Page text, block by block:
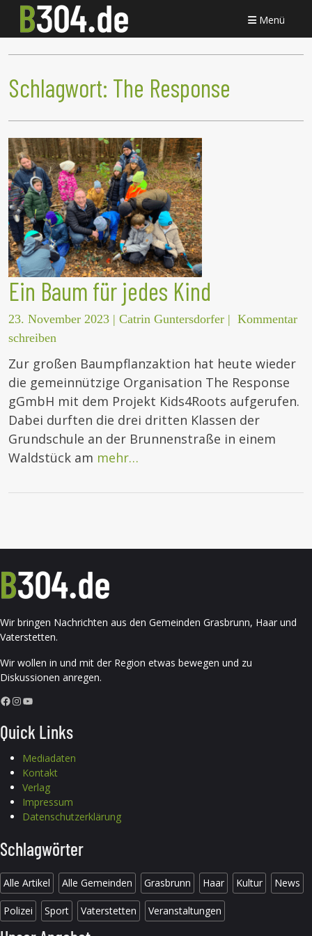
Menü
Schlagwort: The Response
Ein Baum für jedes Kind
23. November 2023 | Catrin Guntersdorfer | Kommentar
schreiben
Zur großen Baumpflanzaktion hat heute wieder
die gemeinnützige Organisation The Response
gGmbH mit dem Projekt Kids4Roots aufgerufen.
Dabei durften die drei dritten Klassen der
Grundschule an der Brunnenstraße in einem
Waldstück am mehr…
Wir bringen Nachrichten aus den Gemeinden Grasbrunn, Haar und
Vaterstetten.
Wir wollen in und mit der Region etwas bewegen und zu
Diskussionen anregen.
Facebook InstagramYouTube
Quick Links
Mediadaten
Kontakt
Verlag
Impressum
Datenschutzerklärung
Schlagwörter
Alle Artikel Alle Gemeinden Grasbrunn Haar Kultur News
Polizei Sport Vaterstetten Veranstaltungen